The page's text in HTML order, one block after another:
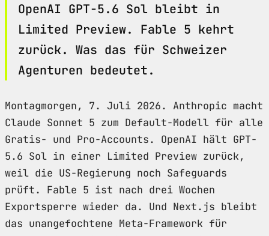
OpenAI GPT-5.6 Sol bleibt in
Limited Preview. Fable 5 kehrt
zurück. Was das für Schweizer
Agenturen bedeutet.
Montagmorgen, 7. Juli 2026. Anthropic macht
Claude Sonnet 5 zum Default-Modell für alle
Gratis- und Pro-Accounts. OpenAI hält GPT-
5.6 Sol in einer Limited Preview zurück,
weil die US-Regierung noch Safeguards
prüft. Fable 5 ist nach drei Wochen
Exportsperre wieder da. Und Next.js bleibt
das unangefochtene Meta-Framework für